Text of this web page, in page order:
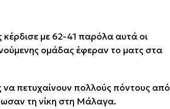
κέρδισε με 62-41 παρόλα αυτά οι
ομάδας έφεραν το ματς στα
να πετυχαίνουν πολλούς πόντους από
τη νίκη στη Μάλαγα.